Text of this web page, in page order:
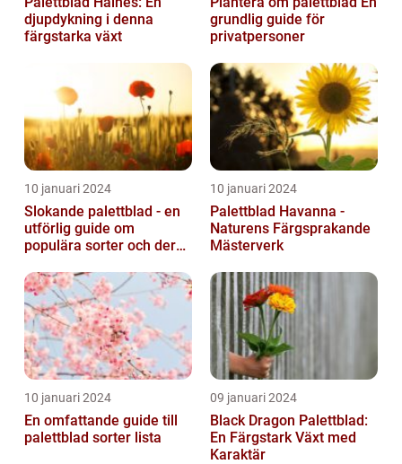
djupdykning i denna
färgstarka växt
grundlig guide för
privatpersoner
10 januari 2024
Slokande palettblad - en
utförlig guide om
populära sorter och deras
10 januari 2024
Palettblad Havanna -
Naturens Färgsprakande
Mästerverk
10 januari 2024
En omfattande guide till
palettblad sorter lista
09 januari 2024
Black Dragon Palettblad:
En Färgstark Växt med
Karaktär